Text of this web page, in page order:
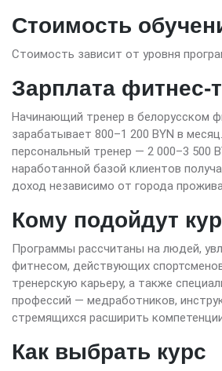
Стоимость
Стоимость зависит от уровня
Зарплата фитнес-
Начинающий тренер в белорусском
зарабатывает 800–1 200 BYN в
персональный тренер — 2 000–3 500
наработанной базой клиентов
доход независимо от города
Кому подойдут
Программы рассчитаны на людей,
фитнесом, действующих
тренерскую карьеру, а также
профессий — медработников,
стремящихся расширить
Как выбрать курс